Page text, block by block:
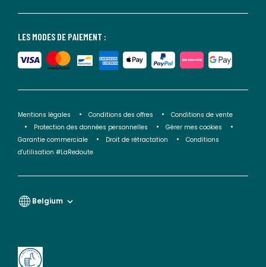
LES MODES DE PAIEMENT :
Mentions légales Conditions des offres
Conditions de vente
Protection des données personnelles
Gérer mes cookies
Garantie commerciale
Droit de rétractation
Conditions
d'utilisation #LaRedoute
Belgium